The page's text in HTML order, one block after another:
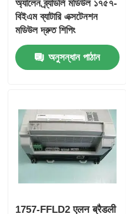
মান নিয়ন্ত্রণ
আমাদের সাথে যোগাযোগ করুন
ওম্রন পিএলসি পার্টস
সিমেন্স পিএলসি অংশ
অ্যালেন ব্র্যাডলি মডিউল ১৭৫৭-
বিইএম ব্যাটারি এক্সটেনশন
মডিউল দ্রুত শিপিং
অনুসন্ধান পাঠান
1757-FFLD2 एलन ब्रैडली